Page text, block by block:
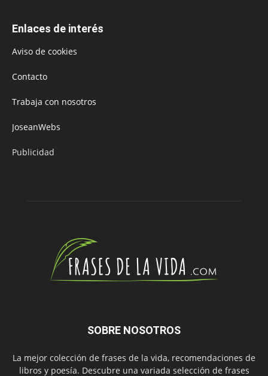
Enlaces de interés
Aviso de cookies
Contacto
Trabaja con nosotros
JoseanWebs
Publicidad
SOBRE NOSOTROS
La mejor colección de frases de la vida, recomendaciones de
libros y poesía. Descubre una variada selección de frases